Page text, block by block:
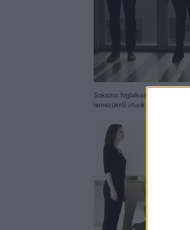
Sokszor foglalkoztunk már a
lemezükről írtunk kritikát.